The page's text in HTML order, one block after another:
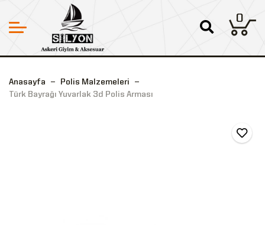
0
Anasayfa
Polis Malzemeleri
Türk Bayrağı Yuvarlak 3d Polis Arması